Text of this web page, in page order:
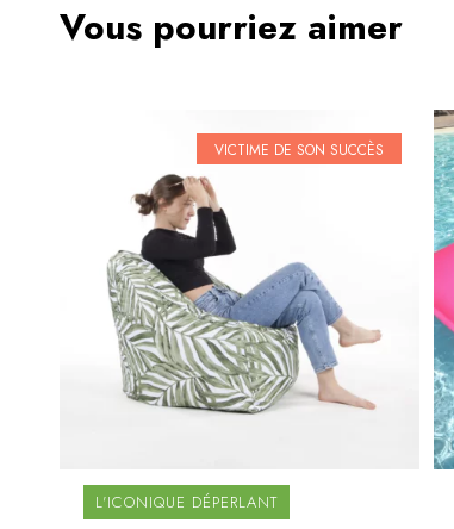
Vous pourriez aimer
L'ICONIQUE DÉPERLANT
VICTIME DE SON SUCCÈS